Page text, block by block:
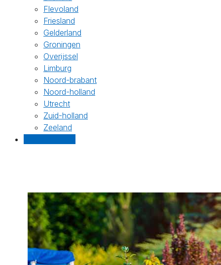
Flevoland
Friesland
Gelderland
Groningen
Overijssel
Limburg
Noord-brabant
Noord-holland
Utrecht
Zuid-holland
Zeeland